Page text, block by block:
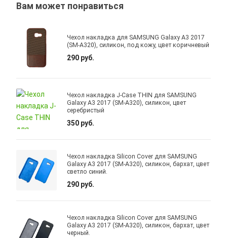
Вам может понравиться
Чехол накладка для SAMSUNG Galaxy A3 2017
(SM-A320), силикон, под кожу, цвет коричневый
290 руб.
Чехол накладка J-Case THIN для SAMSUNG
Galaxy A3 2017 (SM-A320), силикон, цвет
серебристый
350 руб.
Чехол накладка Silicon Cover для SAMSUNG
Galaxy A3 2017 (SM-A320), силикон, бархат, цвет
светло синий.
290 руб.
Чехол накладка Silicon Cover для SAMSUNG
Galaxy A3 2017 (SM-A320), силикон, бархат, цвет
черный.